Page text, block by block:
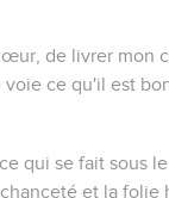
de livrer mon
ce qu'il est
qui se fait sous
et la